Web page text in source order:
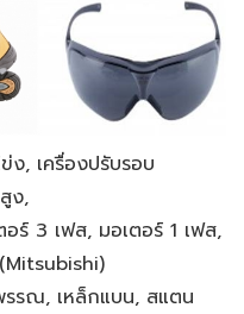
ง, เครื่องปรับรอบ
ง,
ร์ 3 เฟส, มอเตอร์ 1 เฟส,
รรณ, เหล็กแบน, สแตน